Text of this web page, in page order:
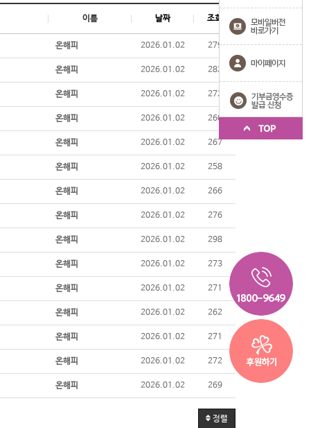
이름 날짜 조회
온해피 2026.01.02 279
온해피 2026.01.02 282
온해피 2026.01.02 272
온해피 2026.01.02 260
온해피 2026.01.02 267
온해피 2026.01.02 258
온해피 2026.01.02 266
온해피 2026.01.02 276
온해피 2026.01.02 298
온해피 2026.01.02 273
온해피 2026.01.02 271
온해피 2026.01.02 262
온해피 2026.01.02 271
온해피 2026.01.02 272
온해피 2026.01.02 269
정렬